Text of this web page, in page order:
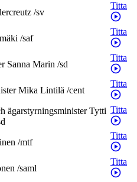
/sv
Titta
/saf
Titta
Sanna Marin /sd
Titta
Mika Lintilä /cent
Titta
ägarstyrningsminister Tytti Titta
/mtf
Titta
/saml
Titta